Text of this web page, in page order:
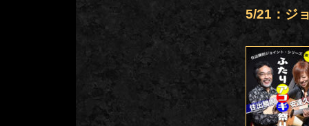
5/21：ジ